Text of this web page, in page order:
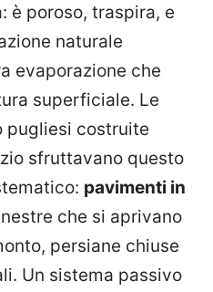
è poroso, traspira, e
naturale
evaporazione che
superficiale. Le
pugliesi costruite
sfruttavano questo
pavimenti in
che si aprivano
persiane chiuse
Un sistema passivo